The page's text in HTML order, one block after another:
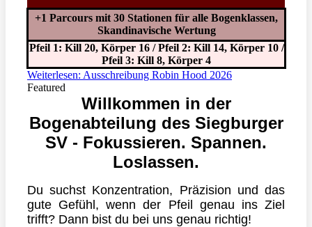
+1 Parcours mit 30 Stationen für alle Bogenklassen,
Skandinavische Wertung
Pfeil 1: Kill 20, Körper 16 / Pfeil 2: Kill 14, Körper 10 /
Pfeil 3: Kill 8, Körper 4
Weiterlesen: Ausschreibung Robin Hood 2026
Featured
Willkommen in der
Bogenabteilung des Siegburger
SV - Fokussieren. Spannen.
Loslassen.
Du suchst Konzentration, Präzision und das
gute Gefühl, wenn der Pfeil genau ins Ziel
trifft? Dann bist du bei uns genau richtig!